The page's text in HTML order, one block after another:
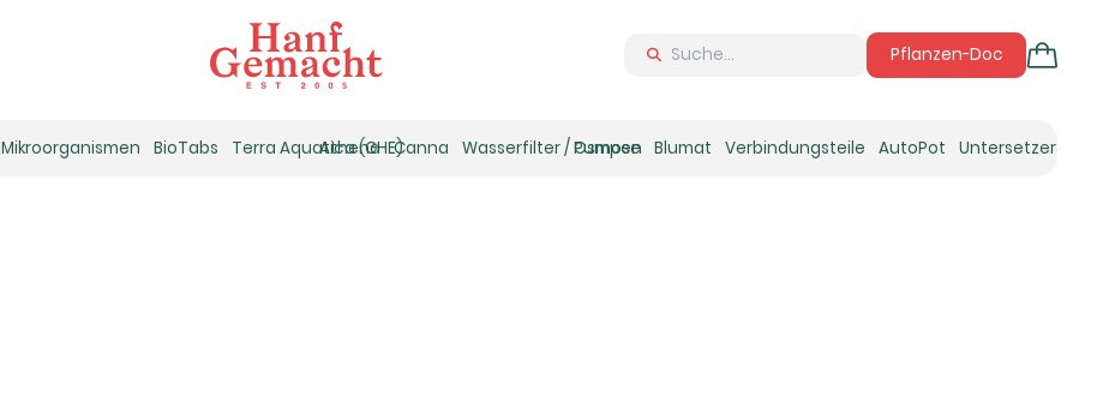
Pflanzen-Doc
Mikroorganismen BioTabs Terra Aquatica (GHE)
Athena Canna Wasserfilter / Osmose
Pumpen Blumat Verbindungsteile AutoPot Untersetzer